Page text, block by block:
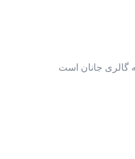
گالری جانان است